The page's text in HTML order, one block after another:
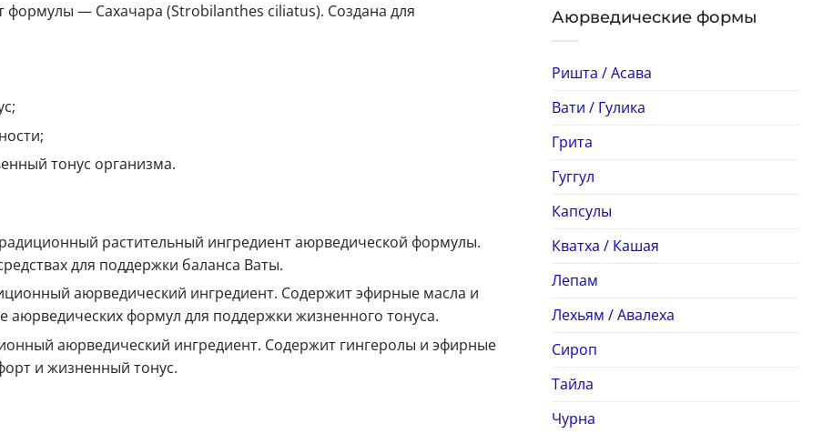
Аюрведические формы
Ришта / Асава
Вати / Гулика
Грита
Гуггул
Капсулы
Кватха / Кашая
Лепам
Лехьям / Авалеха
Сироп
Тайла
Чурна
формулы — Сахачара (Strobilanthes ciliatus). Создана для
тонус организма.
растительный ингредиент аюрведической формулы.
для поддержки баланса Ваты.
аюрведический ингредиент. Содержит эфирные масла и
аюрведических формул для поддержки жизненного тонуса.
аюрведический ингредиент. Содержит гингеролы и эфирные
и жизненный тонус.